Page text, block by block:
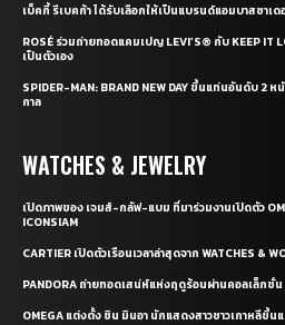
เบ็คกี้ รีเบคก้า ได้รับเลือกให้เป็นแบรนด์แอมบาสซาเด
ROSÉ ร่วมถ่ายทอดแคมเปญ LEVI’S® กับ KEEP IT
เป็นตัวเอง
SPIDER-MAN: BRAND NEW DAY ขึ้นแท่นอันดับ 2
กาล
WATCHES & JEWELRY
เปิดภาพของ เจมส์-กลัฟ-แบม ที่มาร่วมงานเปิดตัว
ICONSIAM
CARTIER เปิดตัวเรือนเวลาล่าสุดจาก WATCHES &
PANDORA ถ่ายทอดเสน่ห์แห่งฤดูร้อนผ่านคอลเล็กชั่น
OMEGA แต่งตั้ง ชิน มินอา นักแสดงสาวชาวเกาหลีขึ้